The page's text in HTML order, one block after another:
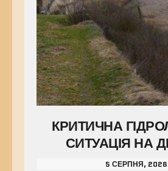
КРИТИЧНА
СИТУАЦІЯ НА
5 СЕРПНЯ, 2026